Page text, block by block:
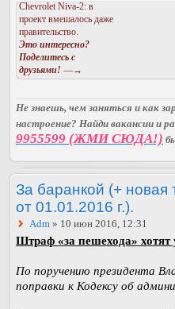
Chevrolet Niva-2: в
проект вмешалось даже
правительство.
Это интересно?
Поделитесь с
друзьями! —→
Не знаешь, чем заняться и как
настроение? Найди вакансии и
9955599 (ЖМИ СЮДА!)
За баранкой (+
от 01.01.2016 г.).
Adm » 10 июн 2016, 12:31
Штраф «за пешехода» хотят
По поручению президента
поправки к Кодексу об